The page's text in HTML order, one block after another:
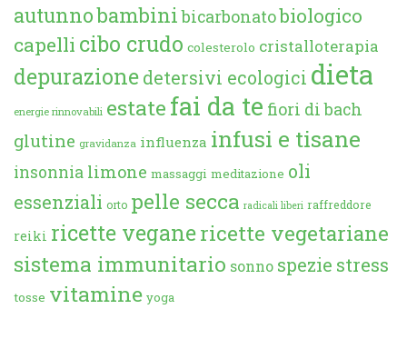
autunnobambini bicarbonatobiologico
capelli cibo crudo colesterolo cristalloterapia
depurazione detersivi ecologici dieta
energie rinnovabili estate fai da te fiori di bach
glutine gravidanza influenza infusi e tisane
insonnia limone massaggi meditazione oli
essenziali orto pelle secca radicali liberi raffreddore
reiki ricette veganericette vegetariane
sistema immunitario sonno spezie stress
tosse vitamine yoga